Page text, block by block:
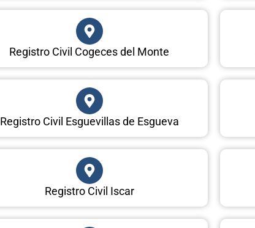
Registro Civil Cogeces del Monte
Registro Civil Esguevillas de Esgueva
Registro Civil Iscar